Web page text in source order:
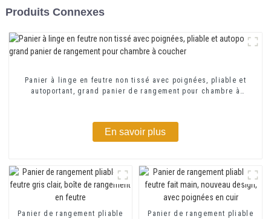
Produits Connexes
Panier à linge en feutre non tissé avec poignées, pliable et
autoportant, grand panier de rangement pour chambre à
En savoir plus
Panier de rangement pliable
Panier de rangement pliable